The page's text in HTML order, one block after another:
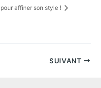
pour affiner son style !
SUIVANT